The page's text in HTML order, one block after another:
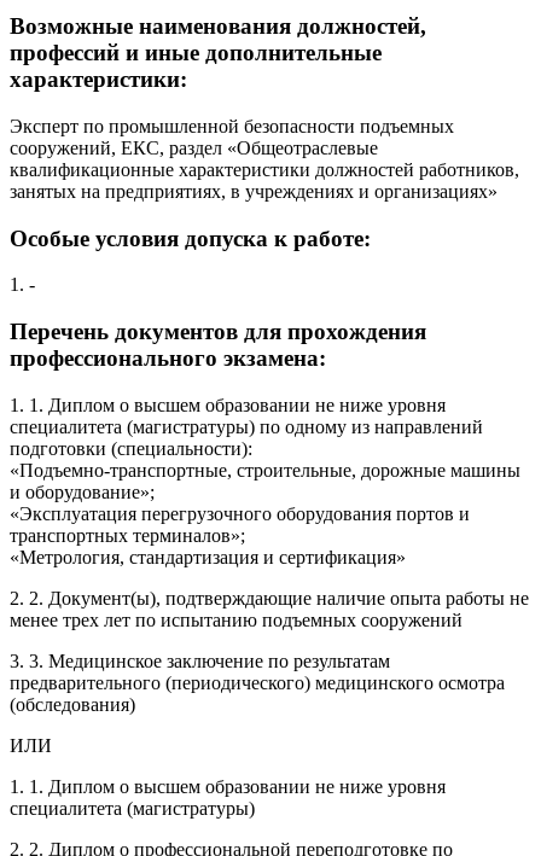
Возможные наименования должностей,
профессий и иные дополнительные
характеристики:
Эксперт по промышленной безопасности подъемных
сооружений, ЕКС, раздел «Общеотраслевые
квалификационные характеристики должностей работников,
занятых на предприятиях, в учреждениях и организациях»
Особые условия допуска к работе:
1. -
Перечень документов для прохождения
профессионального экзамена:
1. 1. Диплом о высшем образовании не ниже уровня
специалитета (магистратуры) по одному из направлений
подготовки (специальности):
«Подъемно-транспортные, строительные, дорожные машины
и оборудование»;
«Эксплуатация перегрузочного оборудования портов и
транспортных терминалов»;
«Метрология, стандартизация и сертификация»
2. 2. Документ(ы), подтверждающие наличие опыта работы не
менее трех лет по испытанию подъемных сооружений
3. 3. Медицинское заключение по результатам
предварительного (периодического) медицинского осмотра
(обследования)
ИЛИ
1. 1. Диплом о высшем образовании не ниже уровня
специалитета (магистратуры)
2. 2. Диплом о профессиональной переподготовке по